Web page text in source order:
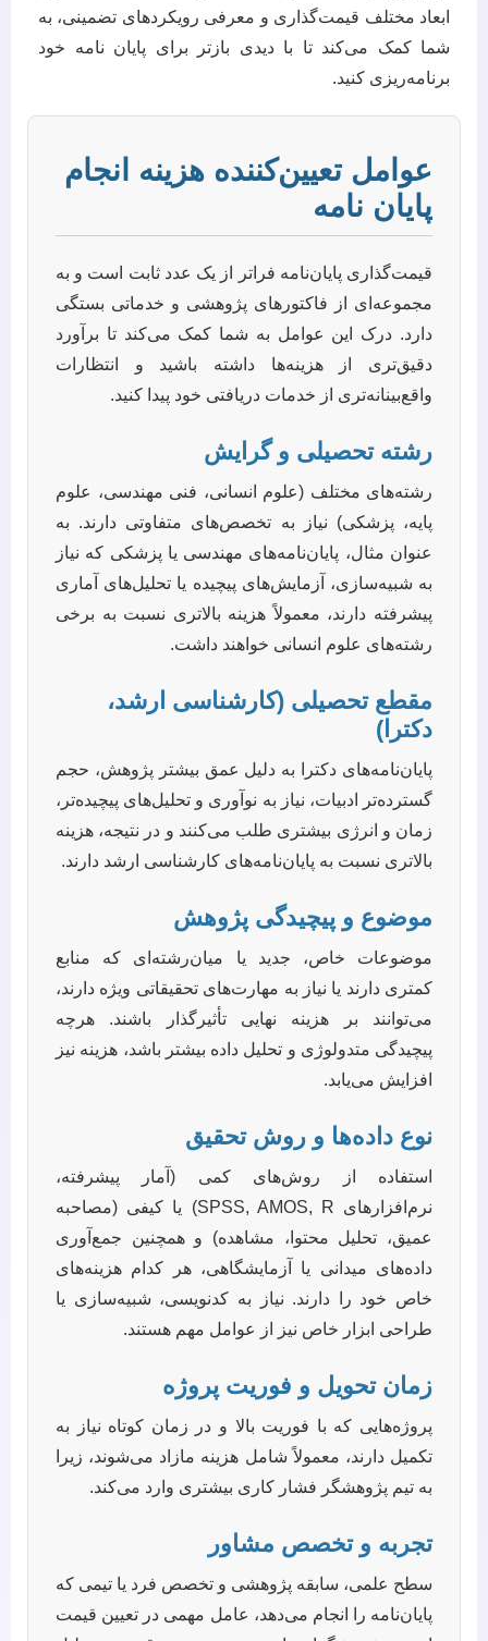
ابعاد مختلف قیمت‌گذاری و معرفی رویکردهای تضمینی، به
شما کمک می‌کند تا با دیدی بازتر برای پایان نامه خود
برنامه‌ریزی کنید.
عوامل تعیین‌کننده هزینه انجام
پایان نامه
قیمت‌گذاری پایان‌نامه فراتر از یک عدد ثابت است و به
مجموعه‌ای از فاکتورهای پژوهشی و خدماتی بستگی
دارد. درک این عوامل به شما کمک می‌کند تا برآورد
دقیق‌تری از هزینه‌ها داشته باشید و انتظارات
واقع‌بینانه‌تری از خدمات دریافتی خود پیدا کنید.
رشته تحصیلی و گرایش
رشته‌های مختلف (علوم انسانی، فنی مهندسی، علوم
پایه، پزشکی) نیاز به تخصص‌های متفاوتی دارند. به
عنوان مثال، پایان‌نامه‌های مهندسی یا پزشکی که نیاز
به شبیه‌سازی، آزمایش‌های پیچیده یا تحلیل‌های آماری
پیشرفته دارند، معمولاً هزینه بالاتری نسبت به برخی
رشته‌های علوم انسانی خواهند داشت.
مقطع تحصیلی (کارشناسی ارشد،
دکترا)
پایان‌نامه‌های دکترا به دلیل عمق بیشتر پژوهش، حجم
گسترده‌تر ادبیات، نیاز به نوآوری و تحلیل‌های پیچیده‌تر،
زمان و انرژی بیشتری طلب می‌کنند و در نتیجه، هزینه
بالاتری نسبت به پایان‌نامه‌های کارشناسی ارشد دارند.
موضوع و پیچیدگی پژوهش
موضوعات خاص، جدید یا میان‌رشته‌ای که منابع
کمتری دارند یا نیاز به مهارت‌های تحقیقاتی ویژه دارند،
می‌توانند بر هزینه نهایی تأثیرگذار باشند. هرچه
پیچیدگی متدولوژی و تحلیل داده بیشتر باشد، هزینه نیز
افزایش می‌یابد.
نوع داده‌ها و روش تحقیق
استفاده از روش‌های کمی (آمار پیشرفته،
نرم‌افزارهای SPSS, AMOS, R) یا کیفی (مصاحبه
عمیق، تحلیل محتوا، مشاهده) و همچنین جمع‌آوری
داده‌های میدانی یا آزمایشگاهی، هر کدام هزینه‌های
خاص خود را دارند. نیاز به کدنویسی، شبیه‌سازی یا
طراحی ابزار خاص نیز از عوامل مهم هستند.
زمان تحویل و فوریت پروژه
پروژه‌هایی که با فوریت بالا و در زمان کوتاه نیاز به
تکمیل دارند، معمولاً شامل هزینه مازاد می‌شوند، زیرا
به تیم پژوهشگر فشار کاری بیشتری وارد می‌کند.
تجربه و تخصص مشاور
سطح علمی، سابقه پژوهشی و تخصص فرد یا تیمی که
پایان‌نامه را انجام می‌دهد، عامل مهمی در تعیین قیمت